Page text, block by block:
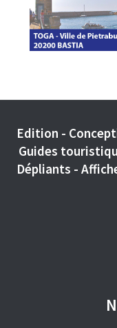
Edition -
Guides
Dépliants -